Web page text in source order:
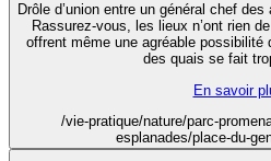
Drôle d’union entre un général chef
Rassurez-vous, les lieux n’ont rien
offrent même une agréable possibilité
des quais se fait
En savoir
/vie-pratique/nature/parc-
esplanades/place-du-